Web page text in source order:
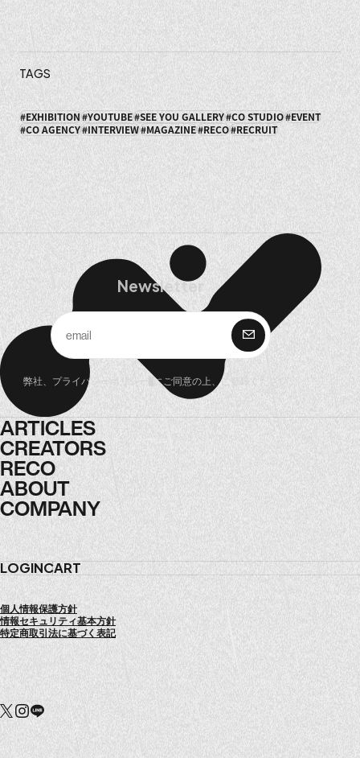
TAGS
EXHIBITION YOUTUBE SEE YOU GALLERY CO STUDIO
EVENT
CO AGENCY
INTERVIEW MAGAZINE RECO RECRUIT
Newsletter
購 読
弊社、 プライバシーポリシー にご同意の上、ご登録ください。
ARTICLES
ARTICLES
CREATORS
CREATORS
RECO
RECO
ABOUT
ABOUT
COMPANY
COMPANY
LOGINCART
個人情報保護方針
情報セキュリティ基本方針
特定商取引法に基づく表記